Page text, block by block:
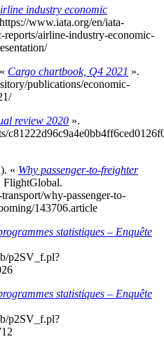
industry economic
www.iata.org/en/iata-
airline-industry-economic-
Cargo chartbook, Q4 2021 ».
publications/economic-
review 2020 ».
« Why passenger-to-freighter
FlightGlobal.
why-passenger-to-
143706.article
statistiques – Enquête
p2SV_f.pl?
statistiques – Enquête
p2SV_f.pl?